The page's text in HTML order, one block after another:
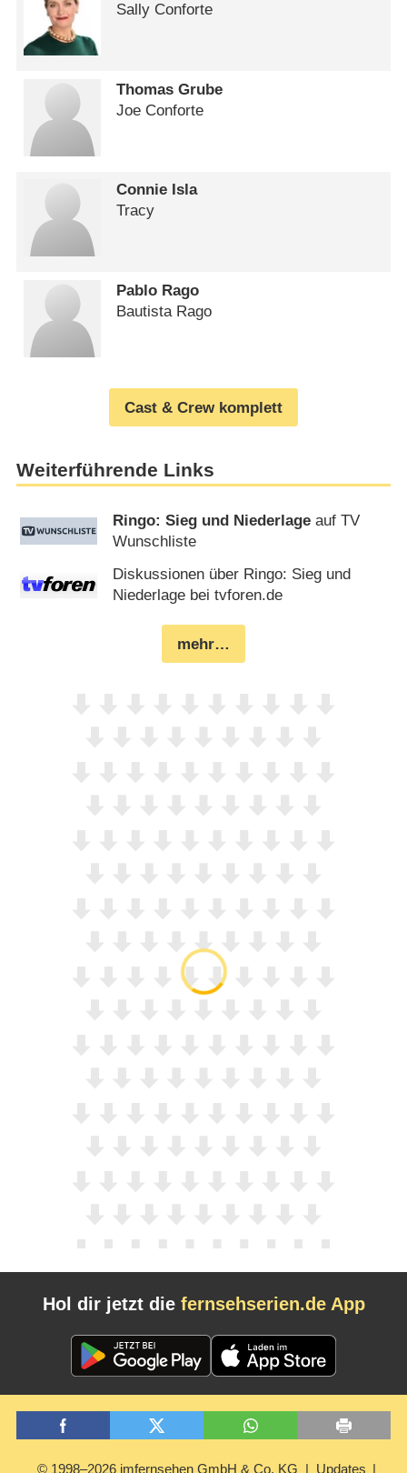
Sally Conforte
Thomas Grube
Joe Conforte
Connie Isla
Tracy
Pablo Rago
Bautista Rago
Cast & Crew komplett
Weiterführende Links
Ringo: Sieg und Niederlage auf TV
Wunschliste
Diskussionen über Ringo: Sieg und
Niederlage bei tvforen.de
mehr…
Hol dir jetzt die fernsehserien.de App
© 1998–2026 imfernsehen GmbH & Co. KG Updates